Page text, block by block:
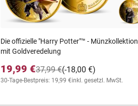
Die offizielle "Harry Potter"™ - Münzkollektion
mit Goldveredelung
19,99 € (-18,00 €)
37,99 €
30-Tage-Bestpreis: 19,99 €inkl. gesetzl. MwSt.